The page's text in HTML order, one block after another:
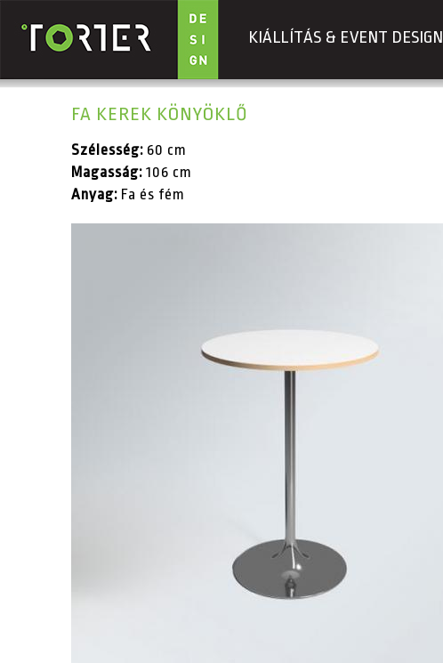
Ugrás a tartalomra
KIÁLLÍTÁS & EVENT DESIGN
FA KEREK KÖNYÖKLŐ
Szélesség: 60 cm
Magasság: 106 cm
Anyag: Fa és fém